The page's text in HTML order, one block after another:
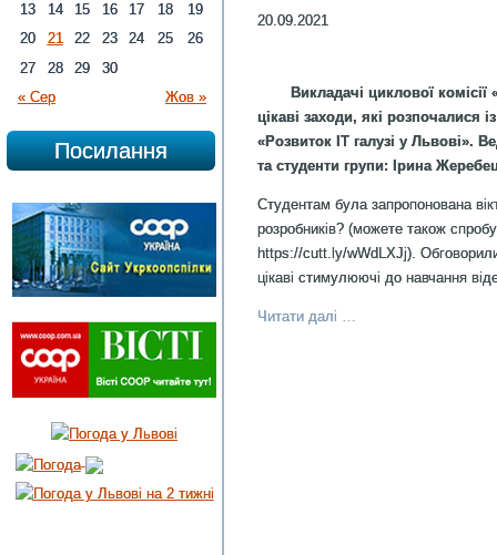
« Сер Жов »
13
14 15 16 17 18
19
20
21 22 23 24 25
26
27
28 29 30
Посилання
20.09.2021
Викладачі циклової
цікаві заходи, які розпочалися
«Розвиток ІТ галузі у Львові».
та студенти групи: Ірина
Студентам була запропонована
розробників? (можете також
https://cutt.ly/wWdLXJj). Обговорили
цікаві стимулюючі до навчання
Читати далі …